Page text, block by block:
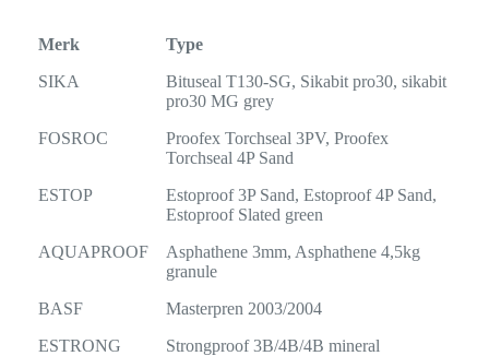
Merk
Type
SIKA
Bituseal T130-SG, Sikabit pro30, sikabit
pro30 MG grey
FOSROC
Proofex Torchseal 3PV, Proofex
Torchseal 4P Sand
ESTOP
Estoproof 3P Sand, Estoproof 4P Sand,
Estoproof Slated green
AQUAPROOF
Asphathene 3mm, Asphathene 4,5kg
granule
BASF
Masterpren 2003/2004
ESTRONG
Strongproof 3B/4B/4B mineral